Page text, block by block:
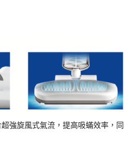
強旋風式氣流，提高吸蟎效率，同